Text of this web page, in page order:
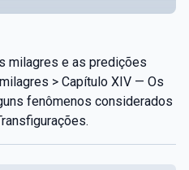
milagres e as predições
> Capítulo XIV — Os
fenômenos considerados